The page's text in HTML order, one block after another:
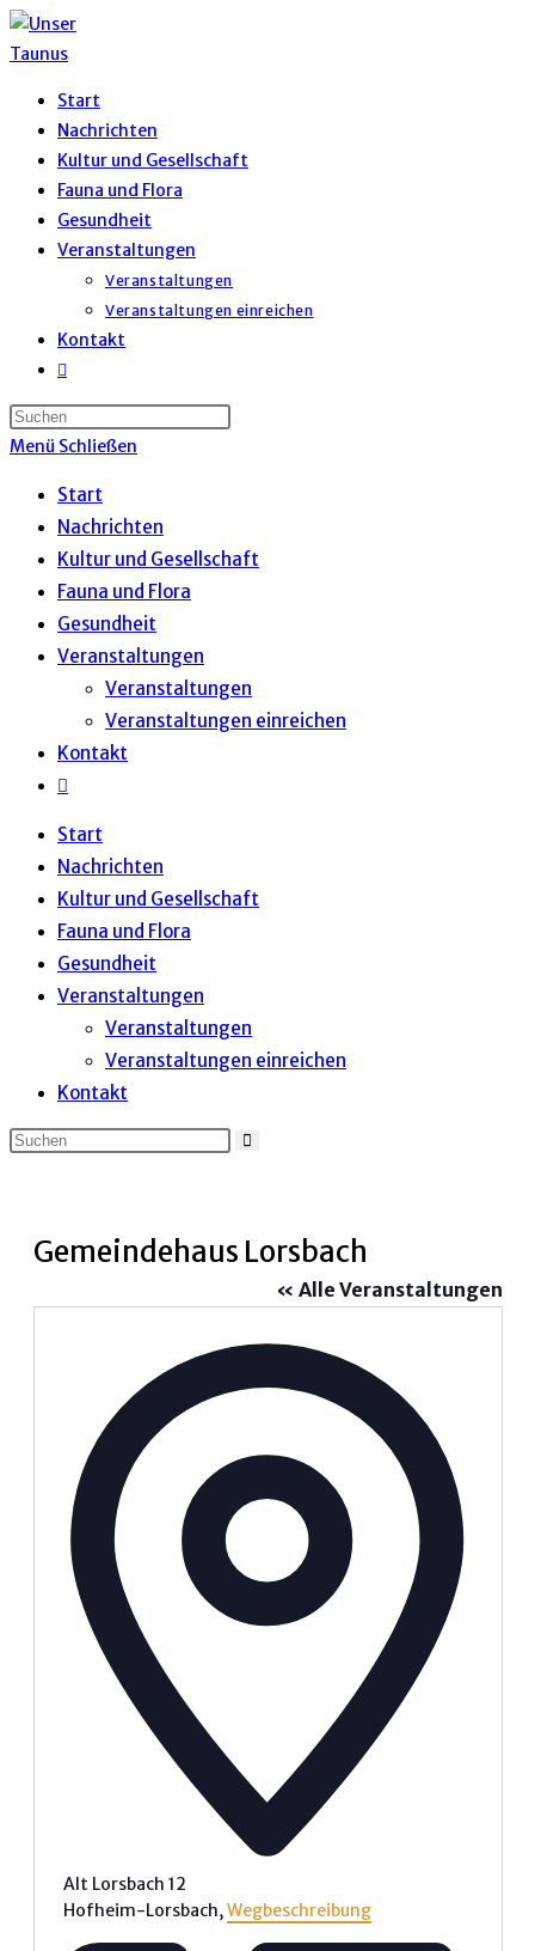
Zum
Inhalt
Start
Nachrichten
Kultur und Gesellschaft
Fauna und Flora
Gesundheit
Veranstaltungen
Veranstaltungen
Veranstaltungen einreichen
Kontakt
Website-
umschalten
Menü Schließen
Start
Nachrichten
Kultur und Gesellschaft
Fauna und Flora
Gesundheit
Veranstaltungen
Veranstaltungen
Veranstaltungen einreichen
Kontakt
Website-
umschalten
Start
Nachrichten
Kultur und Gesellschaft
Fauna und Flora
Gesundheit
Veranstaltungen
Veranstaltungen
Veranstaltungen einreichen
Kontakt
Gemeindehaus Lorsbach
« Alle Veranstaltungen
Alt Lorsbach 12
Hofheim-Lorsbach,Wegbeschreibung